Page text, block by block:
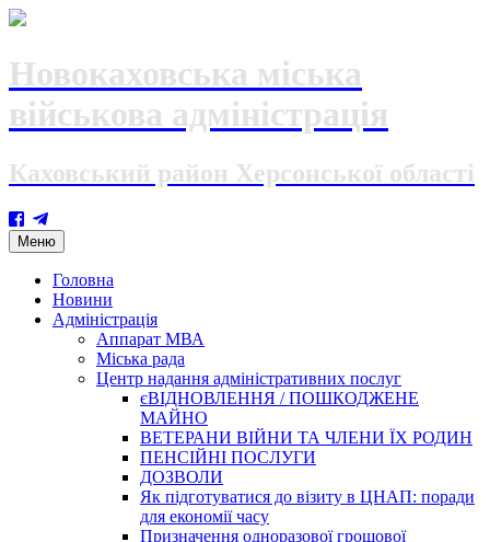
Новокаховська міська
військова адміністрація
Каховський район Херсонської області
Меню Skip
to
content
Головна
Новини
Адміністрація
Аппарат МВА
Міська рада
Центр надання адміністративних послуг
єВІДНОВЛЕННЯ / ПОШКОДЖЕНЕ
МАЙНО
ВЕТЕРАНИ ВІЙНИ ТА ЧЛЕНИ ЇХ РОДИН
ПЕНСІЙНІ ПОСЛУГИ
ДОЗВОЛИ
Як підготуватися до візиту в ЦНАП: поради
для економії часу
Призначення одноразової грошової